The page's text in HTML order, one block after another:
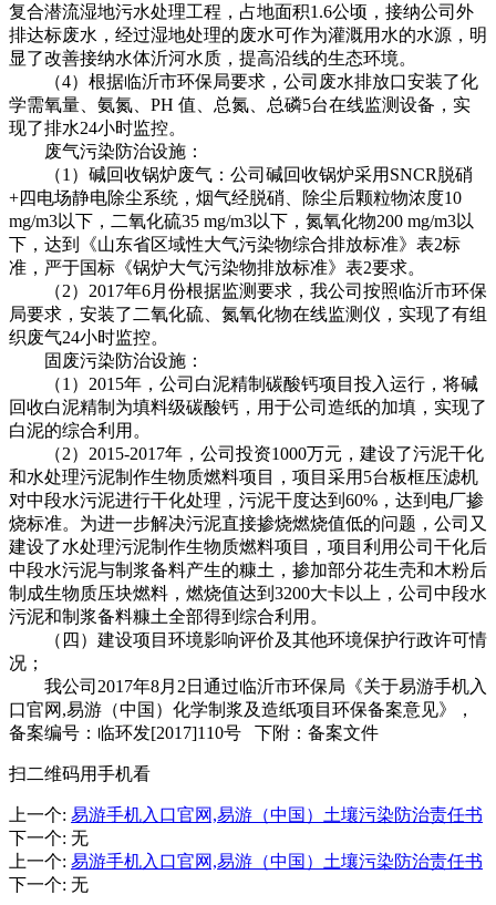
复合潜流湿地污水处理工程，占地面积1.6公顷，接纳公司外
排达标废水，经过湿地处理的废水可作为灌溉用水的水源，明
显了改善接纳水体沂河水质，提高沿线的生态环境。
（4）根据临沂市环保局要求，公司废水排放口安装了化
学需氧量、氨氮、PH 值、总氮、总磷5台在线监测设备，实
现了排水24小时监控。
废气污染防治设施：
（1）碱回收锅炉废气：公司碱回收锅炉采用SNCR脱硝
+四电场静电除尘系统，烟气经脱硝、除尘后颗粒物浓度10
mg/m3以下，二氧化硫35 mg/m3以下，氮氧化物200 mg/m3以
下，达到《山东省区域性大气污染物综合排放标准》表2标
准，严于国标《锅炉大气污染物排放标准》表2要求。
（2）2017年6月份根据监测要求，我公司按照临沂市环保
局要求，安装了二氧化硫、氮氧化物在线监测仪，实现了有组
织废气24小时监控。
固废污染防治设施：
（1）2015年，公司白泥精制碳酸钙项目投入运行，将碱
回收白泥精制为填料级碳酸钙，用于公司造纸的加填，实现了
白泥的综合利用。
（2）2015-2017年，公司投资1000万元，建设了污泥干化
和水处理污泥制作生物质燃料项目，项目采用5台板框压滤机
对中段水污泥进行干化处理，污泥干度达到60%，达到电厂掺
烧标准。为进一步解决污泥直接掺烧燃烧值低的问题，公司又
建设了水处理污泥制作生物质燃料项目，项目利用公司干化后
中段水污泥与制浆备料产生的糠土，掺加部分花生壳和木粉后
制成生物质压块燃料，燃烧值达到3200大卡以上，公司中段水
污泥和制浆备料糠土全部得到综合利用。
（四）建设项目环境影响评价及其他环境保护行政许可情
况；
我公司2017年8月2日通过临沂市环保局《关于易游手机入
口官网,易游（中国）化学制浆及造纸项目环保备案意见》，
备案编号：临环发[2017]110号 下附：备案文件
扫二维码用手机看
上一个: 易游手机入口官网,易游（中国）土壤污染防治责任书
下一个: 无
上一个: 易游手机入口官网,易游（中国）土壤污染防治责任书
下一个: 无